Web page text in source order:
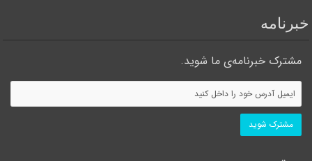
خبرنامه
مشترک خبرنامه‌ی ما شوید.